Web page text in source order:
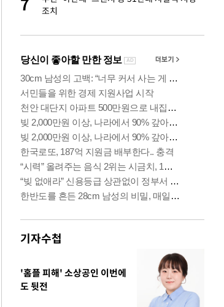
조치
기자수첩
'홈플 피해' 소상공인 이번에
도 뒷전